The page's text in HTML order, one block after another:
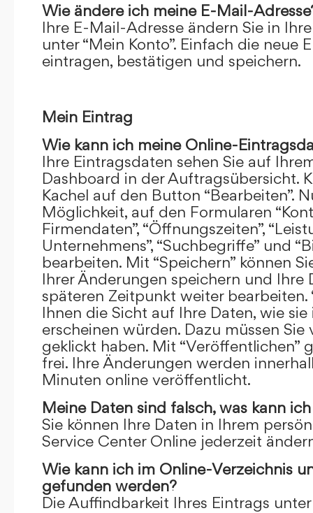
Wie ändere ich meine E-Mail-
Ihre E-Mail-Adresse ändern Sie in
unter “Mein Konto”. Einfach die neue
eintragen, bestätigen und speichern.
Mein Eintrag
Wie kann ich meine Online-
Ihre Eintragsdaten sehen Sie auf
Dashboard in der Auftragsübersicht.
Kachel auf den Button “Bearbeiten”.
Möglichkeit, auf den Formularen
Firmendaten”, “Öffnungszeiten”,
Unternehmens”, “Suchbegriffe” und
bearbeiten. Mit “Speichern” können
Ihrer Änderungen speichern und Ihre
späteren Zeitpunkt weiter bearbeiten.
Ihnen die Sicht auf Ihre Daten, wie
erscheinen würden. Dazu müssen Sie
geklickt haben. Mit “Veröffentlichen”
frei. Ihre Änderungen werden
Minuten online veröffentlicht.
Meine Daten sind falsch, was kann
Sie können Ihre Daten in Ihrem
Service Center Online jederzeit
Wie kann ich im Online-Verzeichnis
gefunden werden?
Die Auffindbarkeit Ihres Eintrags